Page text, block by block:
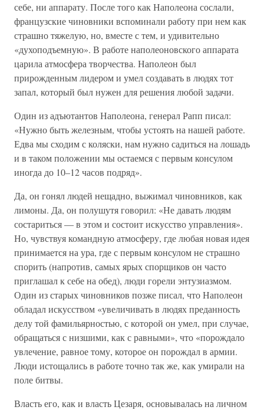
себе, ни аппарату. После того как Наполеона сослали,
французские чиновники вспоминали работу при нем как
страшно тяжелую, но, вместе с тем, и удивительно
«духоподъемную». В работе наполеоновского аппарата
царила атмосфера творчества. Наполеон был
прирожденным лидером и умел создавать в людях тот
запал, который был нужен для решения любой задачи.
Один из адъютантов Наполеона, генерал Рапп писал:
«Нужно быть железным, чтобы устоять на нашей работе.
Едва мы сходим с коляски, нам нужно садиться на лошадь
и в таком положении мы остаемся с первым консулом
иногда до 10–12 часов подряд».
Да, он гонял людей нещадно, выжимал чиновников, как
лимоны. Да, он полушутя говорил: «Не давать людям
состариться — в этом и состоит искусство управления».
Но, чувствуя командную атмосферу, где любая новая идея
принимается на ура, где с первым консулом не страшно
спорить (напротив, самых ярых спорщиков он часто
приглашал к себе на обед), люди горели энтузиазмом.
Один из старых чиновников позже писал, что Наполеон
обладал искусством «увеличивать в людях преданность
делу той фамильярностью, с которой он умел, при случае,
обращаться с низшими, как с равными», что «порождало
увлечение, равное тому, которое он порождал в армии.
Люди истощались в работе точно так же, как умирали на
поле битвы.
Власть его, как и власть Цезаря, основывалась на личном